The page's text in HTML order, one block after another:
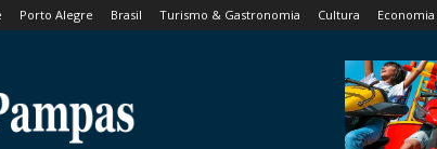
Porto Alegre Brasil Turismo & Gastronomia Cultura Economia